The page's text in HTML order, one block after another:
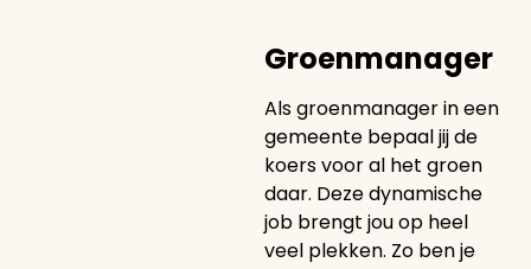
Groenmanager
Als groenmanager in een
gemeente bepaal jij de
koers voor al het groen
daar. Deze dynamische
job brengt jou op heel
veel plekken. Zo ben je